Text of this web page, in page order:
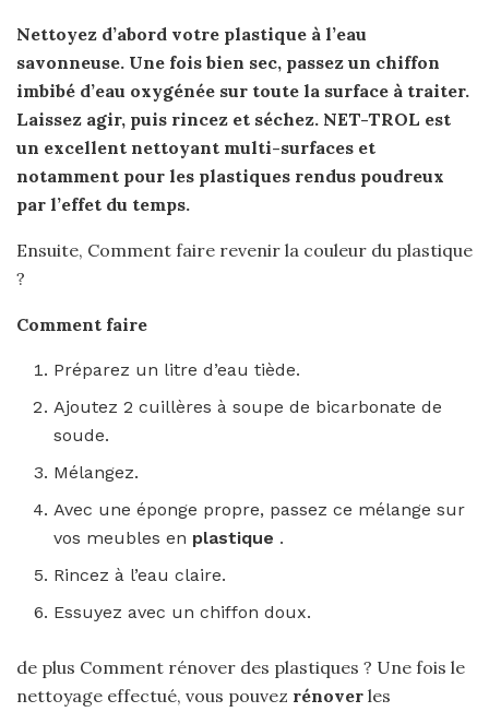
Nettoyez d’abord votre plastique à l’eau
savonneuse. Une fois bien sec, passez un chiffon
imbibé d’eau oxygénée sur toute la surface à traiter.
Laissez agir, puis rincez et séchez. NET-TROL est
un excellent nettoyant multi-surfaces et
notamment pour les plastiques rendus poudreux
par l’effet du temps.
Ensuite, Comment faire revenir la couleur du plastique
?
Comment faire
Préparez un litre d’eau tiède.
Ajoutez 2 cuillères à soupe de bicarbonate de
soude.
Mélangez.
Avec une éponge propre, passez ce mélange sur
vos meubles en plastique .
Rincez à l’eau claire.
Essuyez avec un chiffon doux.
de plus Comment rénover des plastiques ? Une fois le
nettoyage effectué, vous pouvez rénover les